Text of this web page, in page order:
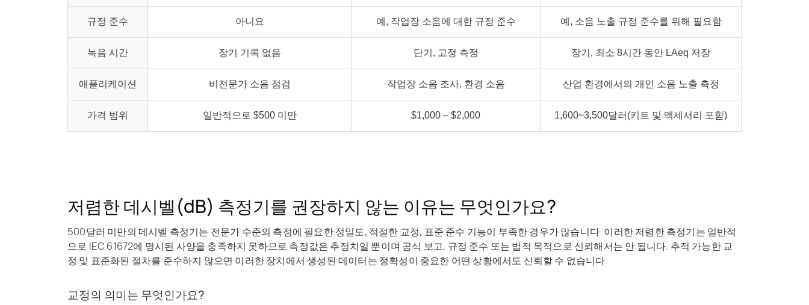
규정 준수 아니요 예, 작업장 소음에 대한 규정 준수 예, 소음 노출 규정 준수를 위해 필요함
녹음 시간 장기 기록 없음 단기, 고정 측정 장기, 최소 8시간 동안 LAeq 저장
애플리케이션 비전문가 소음 점검 작업장 소음 조사, 환경 소음 산업 환경에서의 개인 소음 노출 측정
가격 범위 일반적으로 $500 미만 $1,000 – $2,000 1,600~3,500달러(키트 및 액세서리 포함)
저렴한 데시벨(dB) 측정기를 권장하지 않는 이유는 무엇인가요?
500달러 미만의 데시벨 측정기는 전문가 수준의 측정에 필요한 정밀도, 적절한 교정, 표준 준수 기능이 부족한 경우가 많습니다. 이러한 저렴한 측정기는 일반적
으로 IEC 61672에 명시된 사양을 충족하지 못하므로 측정값은 추정치일 뿐이며 공식 보고, 규정 준수 또는 법적 목적으로 신뢰해서는 안 됩니다. 추적 가능한 교
정 및 표준화된 절차를 준수하지 않으면 이러한 장치에서 생성된 데이터는 정확성이 중요한 어떤 상황에서도 신뢰할 수 없습니다.
교정의 의미는 무엇인가요?